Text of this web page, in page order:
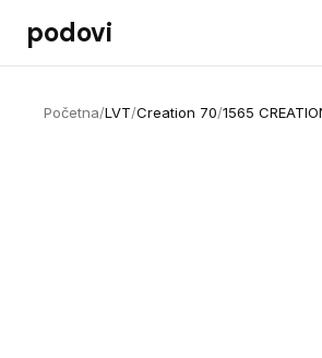
Preskoči na sadržaj
podovi
Početna/LVT/Creation 70/1565